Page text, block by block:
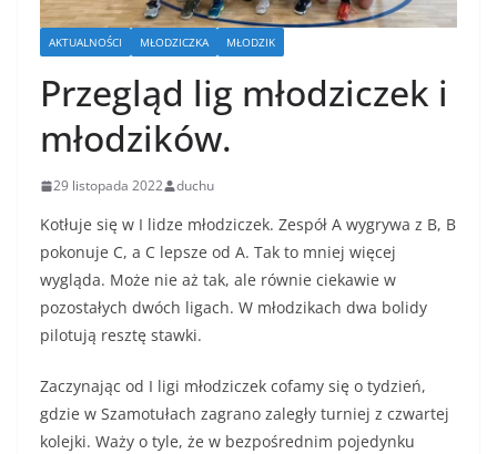
AKTUALNOŚCI MŁODZICZKA MŁODZIK
Przegląd lig młodziczek i
młodzików.
29 listopada 2022 duchu
Kotłuje się w I lidze młodziczek. Zespół A wygrywa z B, B
pokonuje C, a C lepsze od A. Tak to mniej więcej
wygląda. Może nie aż tak, ale równie ciekawie w
pozostałych dwóch ligach. W młodzikach dwa bolidy
pilotują resztę stawki.
Zaczynając od I ligi młodziczek cofamy się o tydzień,
gdzie w Szamotułach zagrano zaległy turniej z czwartej
kolejki. Waży o tyle, że w bezpośrednim pojedynku